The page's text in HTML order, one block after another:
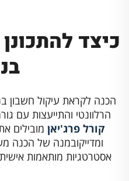
כיצד
הכנה לקראת עיקול חשבון
הרלוונטי והתייעצות עם
קורל פרג'יאן מובילים
ומדייקובמנה של הכנה
אסטרטגיות מותאמות